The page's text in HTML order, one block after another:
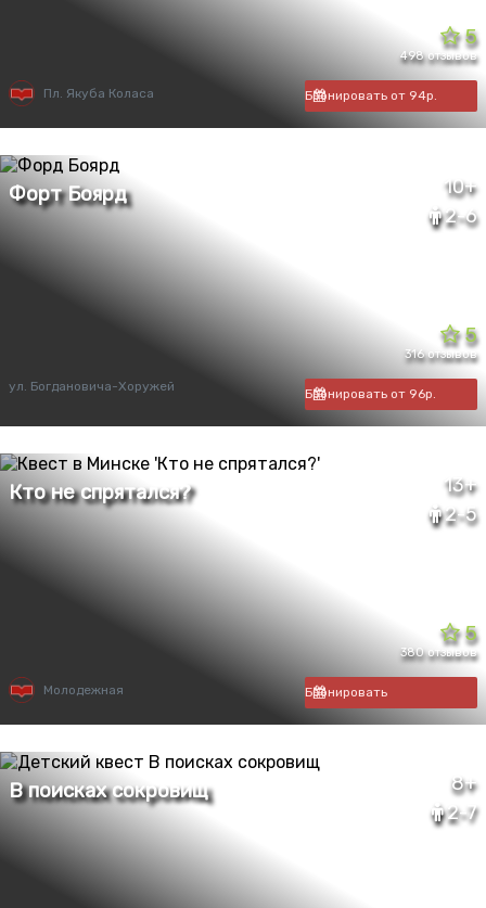
5
498 отзывов
Пл. Якуба Коласа Бронировать от 94р.
10+
2-6
5
316 отзывов
ул. Богдановича-Хоружей Бронировать от 96р.
13+
2-5
5
380 отзывов
Молодежная Бронировать
8+
2-7